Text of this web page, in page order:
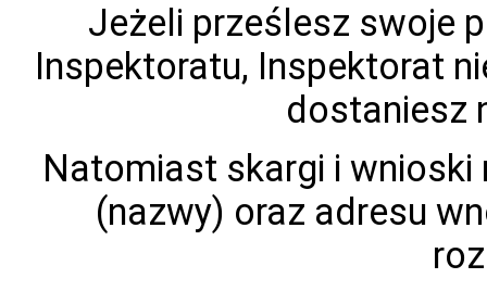
Jeżeli prześlesz swoje
Inspektoratu, Inspektorat
dostaniesz
Natomiast skargi i wnioski
(nazwy) oraz adresu